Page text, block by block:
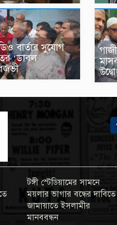
বার্তার সুযোগ
‘ডাবল
টঙ্গী স্টেডিয়ামের সামনে
ময়লার ভাগার বন্ধের দাবিতে
জামায়াতে ইসলামীর
মানববন্ধন